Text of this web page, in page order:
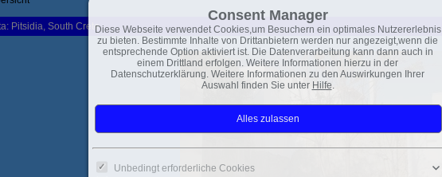
Pitsidia, South Crete
Consent Manager
Diese Webseite verwendet Cookies,um Besuchern ein optimales Nutzererlebnis
zu bieten. Bestimmte Inhalte von Drittanbietern werden nur angezeigt,wenn die
entsprechende Option aktiviert ist. Die Datenverarbeitung kann dann auch in
einem Drittland erfolgen. Weitere Informationen hierzu in der
Datenschutzerklärung. Weitere Informationen zu den Auswirkungen Ihrer
Auswahl finden Sie unter Hilfe.
Unbedingt erforderliche Cookies